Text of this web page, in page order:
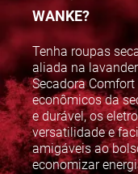
WANKE?
Tenha roupas
aliada na
Secadora
econômicos da
e durável, os
versatilidade e
amigáveis ao
economizar